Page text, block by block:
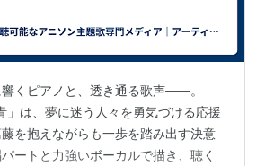
くピアノと、透き通る歌声——。
」は、夢に迷う人々を勇気づける応援
を抱えながらも一歩を踏み出す決意
ートと力強いボーカルで描き、聴く